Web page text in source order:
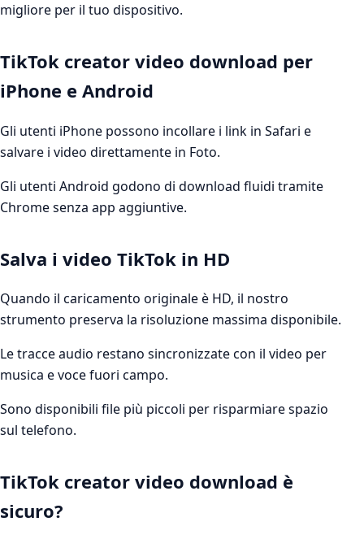
migliore per il tuo dispositivo.
TikTok creator video download per
iPhone e Android
Gli utenti iPhone possono incollare i link in Safari e
salvare i video direttamente in Foto.
Gli utenti Android godono di download fluidi tramite
Chrome senza app aggiuntive.
Salva i video TikTok in HD
Quando il caricamento originale è HD, il nostro
strumento preserva la risoluzione massima disponibile.
Le tracce audio restano sincronizzate con il video per
musica e voce fuori campo.
Sono disponibili file più piccoli per risparmiare spazio
sul telefono.
TikTok creator video download è
sicuro?